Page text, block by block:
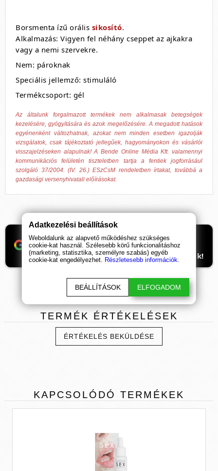
Borsmenta ízű orális sikosító.
Alkalmazás: Vigyen fel néhány cseppet az ajkakra
vagy a nemi szervekre.
Nem: pároknak
Speciális jellemző: stimuláló
Termékcsoport: gél
Az általunk forgalmazott termékek nem alkalmasak betegségek
kezelésére, gyógyítására és azok megelőzésére. A megadott hatások
egyénenként változhatnak, azokat nem minden esetben igazolják
vizsgálatok, csak tájékoztató jellegűek, hagyományokon és vásárlói
visszajelzéseken alapulnak! A Bende Online Média Kft. valamennyi
kommunikációs felületén tiszteletben tartja a fentiek jogforrásául
szolgáló 37/2004. (IV. 26.) ESzCsM rendeletben írtakat, továbbá a
gazdasági versenyhivatali előírásokat.
Ha támogatnád a munkánkat, itt tudod
beállítani, hogy előre kerüljenek
ismeretterjesztő cikkeink. Hálásan köszönjük!
TERMÉK ÉRTÉKELÉSEK
ÉRTÉKELÉS BEKÜLDÉSE
KAPCSOLÓDÓ TERMÉKEK
Adatkezelési beállítások
Weboldalunk az alapvető működéshez szükséges
cookie-kat használ. Szélesebb körű funkcionalitáshoz
(marketing, statisztika, személyre szabás) egyéb
cookie-kat engedélyezhet. Részletesebb információk.
BEÁLLÍTÁSOK ELFOGADOM